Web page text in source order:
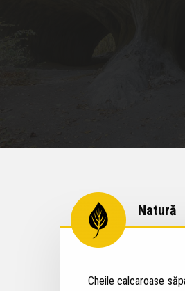
Natură
Cheile calcaroase